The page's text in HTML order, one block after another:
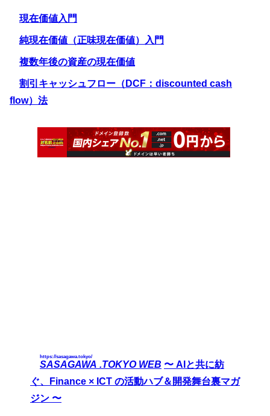
現在価値入門
純現在価値（正味現在価値）入門
複数年後の資産の現在価値
割引キャッシュフロー（DCF：discounted cash
flow）法
SASAGAWA .TOKYO WEB
https://sasagawa.tokyo/
〜 AIと共に紡
ぐ、Finance × ICT の活動ハブ＆開発舞台裏マガ
ジン 〜